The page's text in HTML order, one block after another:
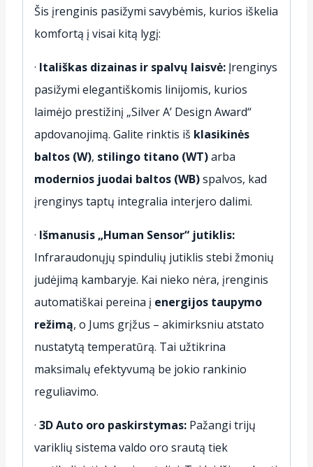
Šis įrenginis pasižymi savybėmis, kurios iškelia
komfortą į visai kitą lygį:
· Itališkas dizainas ir spalvų laisvė: Įrenginys
pasižymi elegantiškomis linijomis, kurios
laimėjo prestižinį „Silver A’ Design Award“
apdovanojimą. Galite rinktis iš klasikinės
baltos (W), stilingo titano (WT)arba
modernios juodai baltos (WB)spalvos, kad
įrenginys taptų integralia interjero dalimi.
· Išmanusis „Human Sensor“ jutiklis:
Infraraudonųjų spindulių jutiklis stebi žmonių
judėjimą kambaryje. Kai nieko nėra, įrenginis
automatiškai pereina į energijos taupymo
režimą, o Jums grįžus – akimirksniu atstato
nustatytą temperatūrą. Tai užtikrina
maksimalų efektyvumą be jokio rankinio
reguliavimo.
· 3D Auto oro paskirstymas: Pažangi trijų
variklių sistema valdo oro srautą tiek